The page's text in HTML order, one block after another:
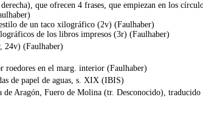
que ofrecen 4 frases, que empiezan en los
de un taco xilográfico (2v) (Faulhaber)
de los libros impresos (3r) (Faulhaber)
24v) (Faulhaber)
en el marg. interior (Faulhaber)
de papel de aguas, s. XIX (IBIS)
Aragón, Fuero de Molina (tr. Desconocido),